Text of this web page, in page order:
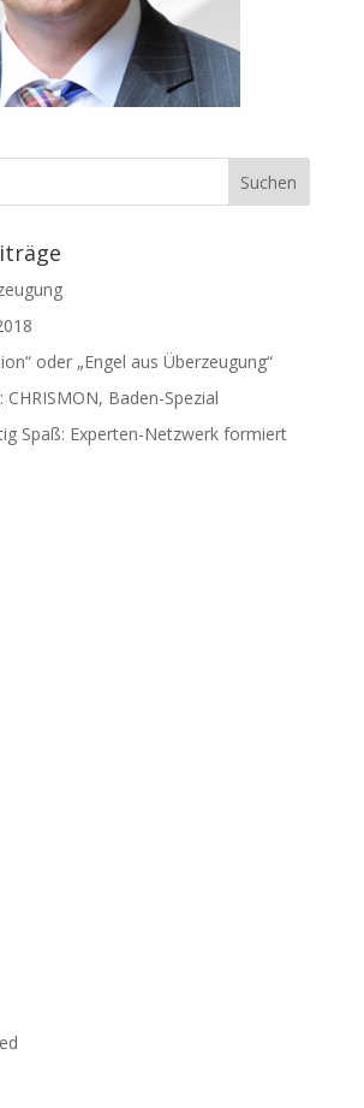
oder „Engel aus Überzeugung“
CHRISMON, Baden-Spezial
Spaß: Experten-Netzwerk formiert